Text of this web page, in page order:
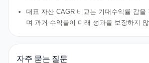
대표 자산 CAGR 비교는 기대수익률 감을
며 과거 수익률이 미래 성과를 보장하지
자주 묻는 질문